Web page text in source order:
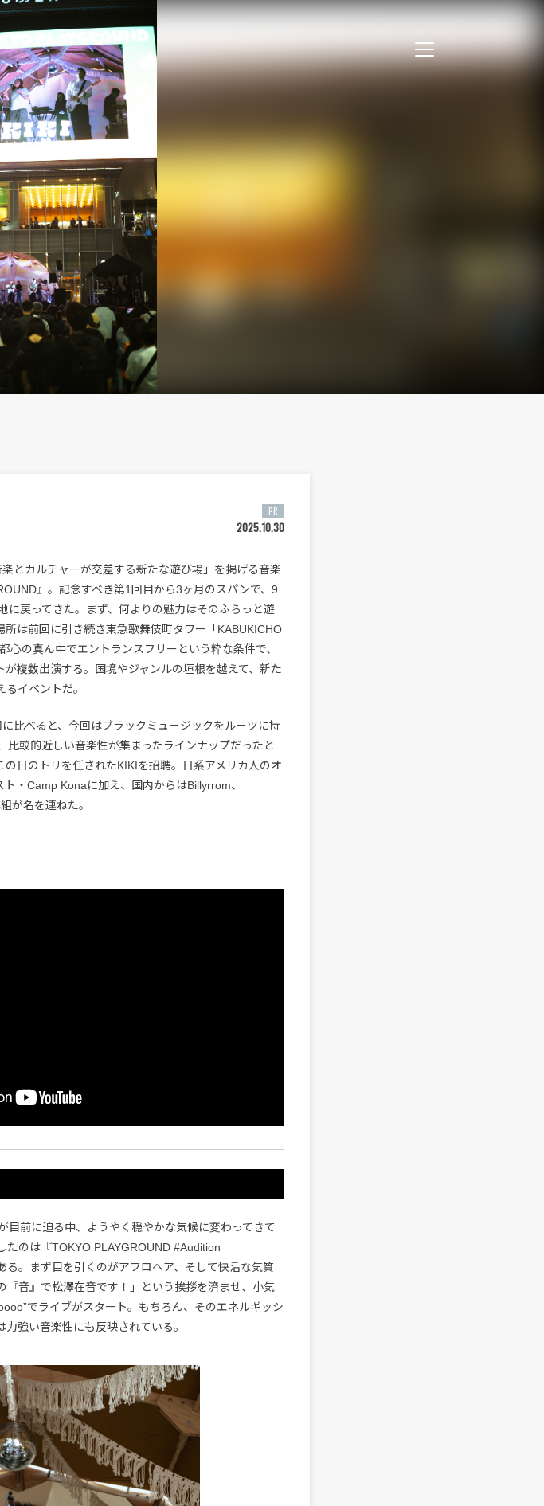
PR
2025.10.30
とカルチャーが交差する新たな遊び場」を掲げる音楽
』。記念すべき第1回目から3ヶ月のスパンで、9
に戻ってきた。まず、何よりの魅力はそのふらっと遊
所は前回に引き続き東急歌舞伎町タワー「KABUKICHO
心の真ん中でエントランスフリーという粋な条件で、
が複数出演する。国境やジャンルの垣根を越えて、新た
イベントだ。
比べると、今回はブラックミュージックをルーツに持
比較的近しい音楽性が集まったラインナップだったと
の日のトリを任されたKIKIを招聘。日系アメリカ人のオ
ト・Camp Konaに加え、国内からはBillyrrom、
が名を連ねた。
目前に迫る中、ようやく穏やかな気候に変わってきて
たのは『TOKYO PLAYGROUND #Audition
る。まず目を引くのがアフロヘア、そして快活な気質
『音』で松澤在音です！」という挨拶を済ませ、小気
でライブがスタート。もちろん、そのエネルギッシ
強い音楽性にも反映されている。